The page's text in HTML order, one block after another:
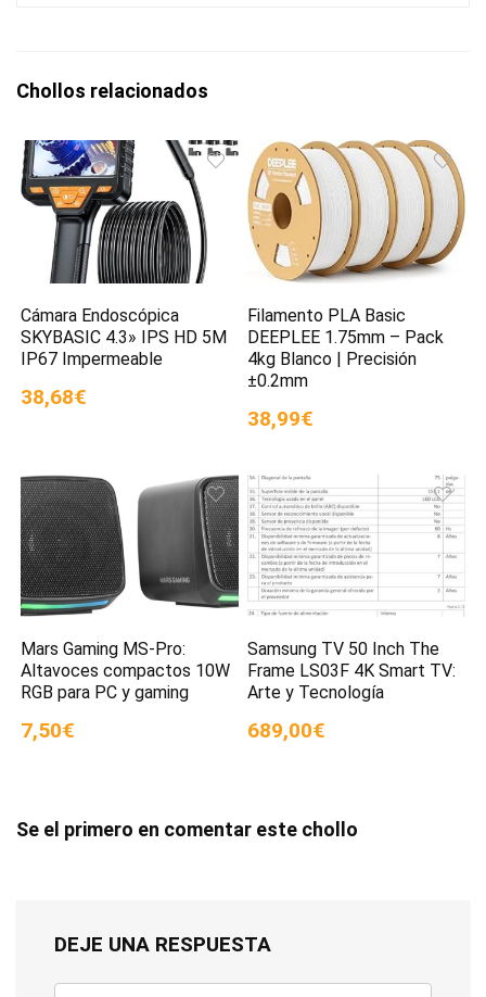
Chollos relacionados
Cámara Endoscópica
SKYBASIC 4.3» IPS HD 5M
IP67 Impermeable
38,68€
Filamento PLA Basic
DEEPLEE 1.75mm – Pack
4kg Blanco | Precisión
±0.2mm
38,99€
Mars Gaming MS-Pro:
Altavoces compactos 10W
RGB para PC y gaming
7,50€
Samsung TV 50 Inch The
Frame LS03F 4K Smart TV:
Arte y Tecnología
689,00€
Se el primero en comentar este chollo
DEJE UNA RESPUESTA